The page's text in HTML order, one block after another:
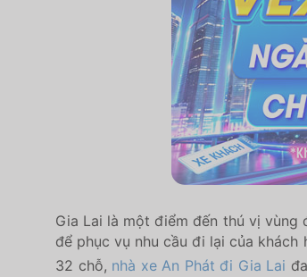
Gia Lai là một điểm đến thú vị vùng
để phục vụ nhu cầu đi lại của khách
32 chỗ, nhà xe An Phát đi Gia Lai